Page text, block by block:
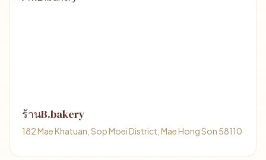
ร้านB.bakery
182 Mae Khatuan, Sop Moei District, Mae Hong Son 58110